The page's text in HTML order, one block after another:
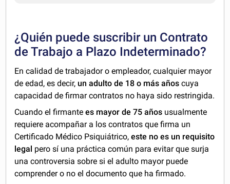
¿Quién puede suscribir un Contrato
de Trabajo a Plazo Indeterminado?
En calidad de trabajador o empleador, cualquier mayor
de edad, es decir, un adulto de 18 o más años cuya
capacidad de firmar contratos no haya sido restringida.
Cuando el firmantees mayor de 75 años usualmente
requiere acompañar a los contratos que firma un
Certificado Médico Psiquiátrico,este no es un requisito
legal pero sí una práctica común para evitar que surja
una controversia sobre si el adulto mayor puede
comprender o no el documento que ha firmado.